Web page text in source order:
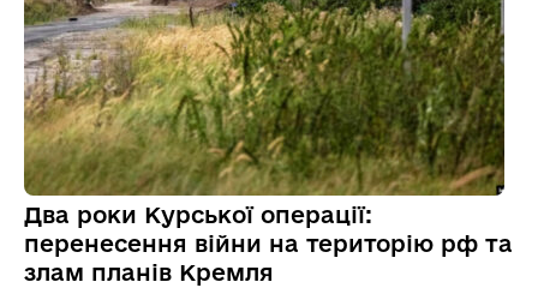
Два роки Курської операції:
перенесення війни на територію рф та
злам планів Кремля